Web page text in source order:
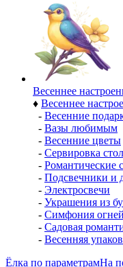
Весеннее
♦ Весеннее
- Весенние
- Вазы любимым
- Весенние цветы
- Сервировка
- Романтические
- Подсвечники и
- Электросвечи
- Украшения из
- Симфония огней
- Садовая
- Весенняя
Ёлка по параметрамНа